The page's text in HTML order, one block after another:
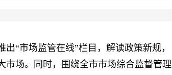
“市场监管在线”栏目，解读政策新规，
市场。同时，围绕全市市场综合监督管理